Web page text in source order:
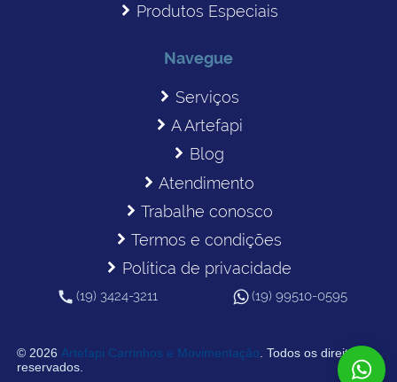
Produtos Especiais
Navegue
Serviços
A Artefapi
Blog
Atendimento
Trabalhe conosco
Termos e condições
Política de privacidade
(19) 3424-3211 (19) 99510-0595
© 2026 Artefapi Carrinhos e Movimentação . Todos os direitos
reservados.